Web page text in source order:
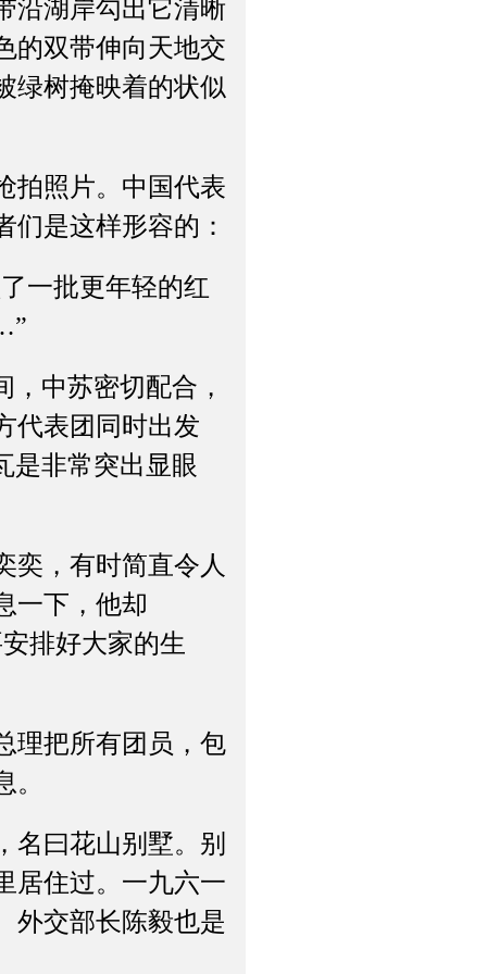
沿湖岸勾出它清晰
的双带伸向天地交
绿树掩映着的状似
照片。中国代表
是这样形容的：
一批更年轻的红
中苏密切配合，
代表团同时出发
是非常突出显眼
，有时简直令人
一下，他却
排好大家的生
把所有团员，包
曰花山别墅。别
居住过。一九六一
外交部长陈毅也是